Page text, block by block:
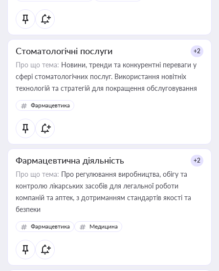
Стоматологічні послуги +2
Про що тема: Новини, тренди та конкурентні переваги у
сфері стоматологічних послуг. Використання новітніх
технологій та стратегій для покращення обслуговування
Фармацевтика
Фармацевтична діяльність +2
Про що тема: Про регулювання виробництва, обігу та
контролю лікарських засобів для легальної роботи
компаній та аптек, з дотриманням стандартів якості та
безпеки
Фармацевтика Медицина